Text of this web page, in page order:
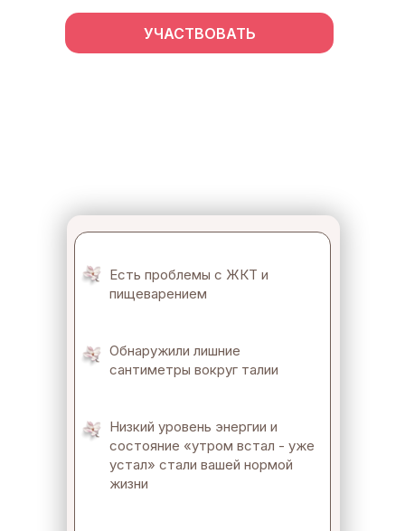
УЧАСТВОВАТЬ
Есть проблемы с ЖКТ и
пищеварением
Обнаружили лишние
сантиметры вокруг талии
Низкий уровень энергии и
состояние «утром встал - уже
устал» стали вашей нормой
жизни